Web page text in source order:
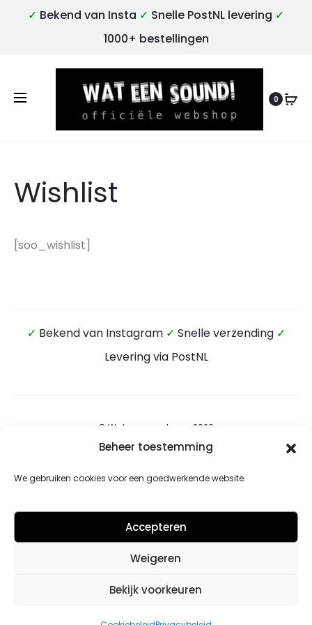
Beheer toestemming
We gebruiken cookies voor een goedwerkende website.
Accepteren
Weigeren
Bekijk voorkeuren
✓ Bekend van Insta ✓ Snelle PostNL levering ✓
1000+ bestellingen
0
Wishlist
[soo_wishlist]
✓ Bekend van Instagram ✓ Snelle verzending ✓
Levering via PostNL
© Wateensound.com 2026
Retourbeleid